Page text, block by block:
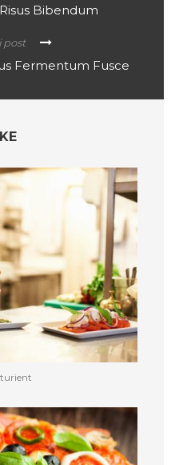
Bibendum
post
Fermentum Fusce